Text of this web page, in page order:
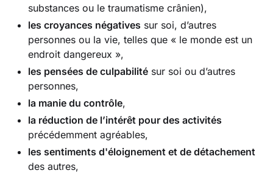
substances ou le traumatisme crânien),
les croyances négatives sur soi, d’autres
personnes ou la vie, telles que « le monde est un
endroit dangereux »,
les pensées de culpabilité sur soi ou d’autres
personnes,
la manie du contrôle,
la réduction de l’intérêt pour des activités
précédemment agréables,
les sentiments d'éloignement et de détachement
des autres,